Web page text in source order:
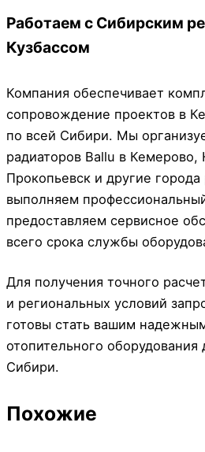
Работаем с Сибирским
Кузбассом
Компания обеспечивает
сопровождение проектов в
по всей Сибири. Мы
радиаторов Ballu в Кемерово,
Прокопьевск и другие
выполняем
предоставляем сервисное
всего срока службы
Для получения точного
и региональных условий
готовы стать вашим
отопительного оборудования
Сибири.
Похожие